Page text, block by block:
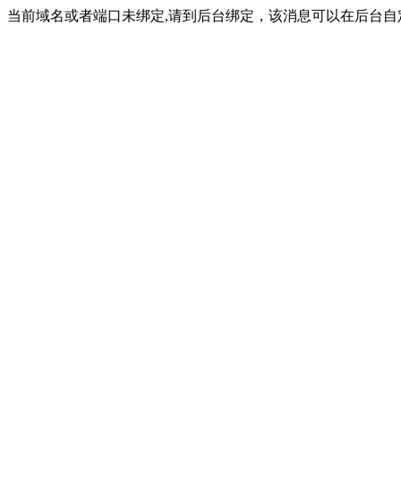
当前域名或者端口未绑定,请到后台绑定，该消息可以在后台自